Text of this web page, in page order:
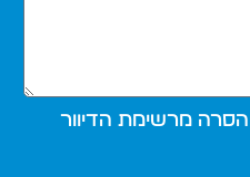
מרשימת הדיוור